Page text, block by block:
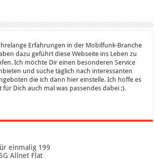
Erfahrungen in der Mobilfunk-Branche
dazu geführt diese Webseite ins Leben zu
Ich möchte Dir einen besonderen Service
und suche täglich nach interessanten
die ich dann hier einstelle. Ich hoffe es
für Dich auch mal was passendes dabei ;).
einmalig 199
Allnet Flat